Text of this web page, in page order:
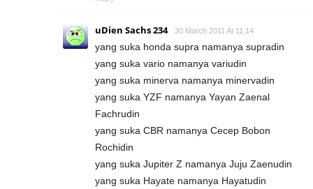
uDien Sachs 234 30 March 2011 At 11:14
yang suka honda supra namanya supradin
yang suka vario namanya variudin
yang suka minerva namanya minervadin
yang suka YZF namanya Yayan Zaenal
Fachrudin
yang suka CBR namanya Cecep Bobon
Rochidin
yang suka Jupiter Z namanya Juju Zaenudin
yang suka Hayate namanya Hayatudin